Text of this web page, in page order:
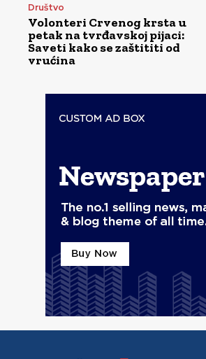
Društvo
Volonteri Crvenog krsta u
petak na tvrđavskoj pijaci:
Saveti kako se zaštititi od
vrućina